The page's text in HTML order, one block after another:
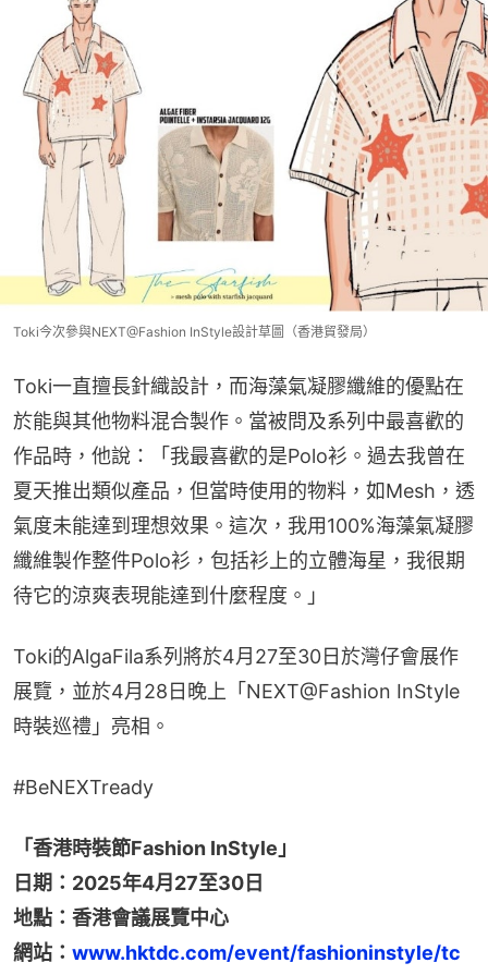
Toki今次參與NEXT@Fashion InStyle設計草圖（香港貿發局）
Toki一直擅長針織設計，而海藻氣凝膠纖維的優點在
於能與其他物料混合製作。當被問及系列中最喜歡的
作品時，他說：「我最喜歡的是Polo衫。過去我曾在
夏天推出類似產品，但當時使用的物料，如Mesh，透
氣度未能達到理想效果。這次，我用100%海藻氣凝膠
纖維製作整件Polo衫，包括衫上的立體海星，我很期
待它的涼爽表現能達到什麼程度。」
Toki的AlgaFila系列將於4月27至30日於灣仔會展作
展覽，並於4月28日晚上「NEXT@Fashion InStyle
時裝巡禮」亮相。
#BeNEXTready
「香港時裝節Fashion InStyle」
日期：2025年4月27至30日
地點：香港會議展覽中心
網站： www.hktdc.com/event/fashioninstyle/tc